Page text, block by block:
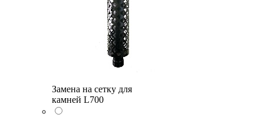
Замена на сетку для
камней L700